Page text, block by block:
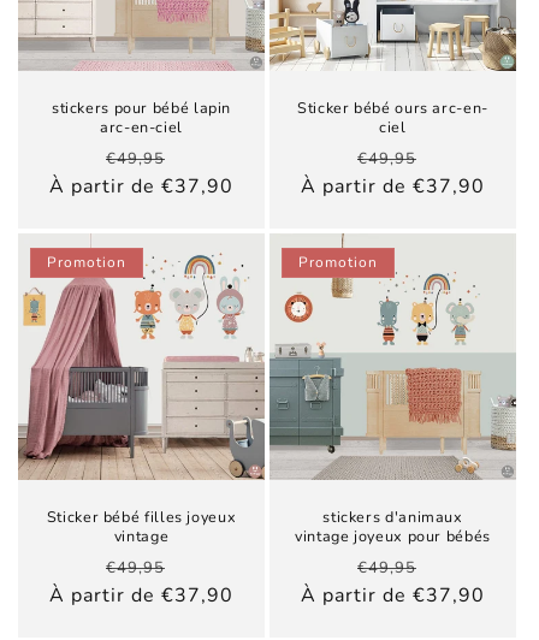
stickers pour bébé lapin
arc-en-ciel
Prix
habituel
€49,95
promotionnel
À partir de €37,90
Sticker bébé ours arc-en-
ciel
Prix
habituel
€49,95
À partir de €37,90
Promotion
Sticker bébé filles joyeux
vintage
Prix
habituel
€49,95
promotionnel
À partir de €37,90
Promotion
stickers d'animaux
vintage joyeux pour bébés
Prix
habituel
€49,95
À partir de €37,90